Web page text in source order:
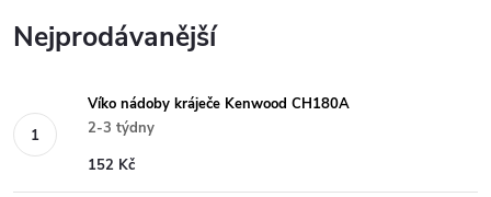
Nejprodávanější
Víko nádoby kráječe Kenwood CH180A
2-3 týdny
152 Kč